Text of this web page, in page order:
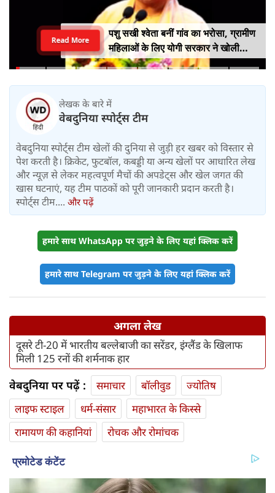
पशु सखी श्वेता बनीं गांव का भरोसा, ग्रामीण
महिलाओं के लिए योगी सरकार ने खोली
आत्मनिर्भरता की राह
Read More
लेखक के बारे में
वेबदुनिया स्पोर्ट्स टीम
वेबदुनिया स्पोर्ट्स टीम खेलों की दुनिया से जुड़ी हर खबर को विस्तार से
पेश करती है। क्रिकेट, फुटबॉल, कबड्डी या अन्य खेलों पर आधारित लेख
और न्यूज़ से लेकर महत्वपूर्ण मैचों की अपडेट्स और खेल जगत की
खास घटनाएं, यह टीम पाठकों को पूरी जानकारी प्रदान करती है।
स्पोर्ट्स टीम.... और पढ़ें
हमारे साथ WhatsApp पर जुड़ने के लिए यहां क्लिक करें
हमारे साथ Telegram पर जुड़ने के लिए यहां क्लिक करें
अगला लेख
दूसरे टी-20 में भारतीय बल्लेबाजी का सरेंडर, इंग्लैंड के खिलाफ
मिली 125 रनों की शर्मनाक हार
वेबदुनिया पर पढ़ें : समाचार बॉलीवुड
ज्योतिष
लाइफ स्‍टाइल
धर्म-संसार
महाभारत के किस्से
रामायण की कहानियां
रोचक और रोमांचक